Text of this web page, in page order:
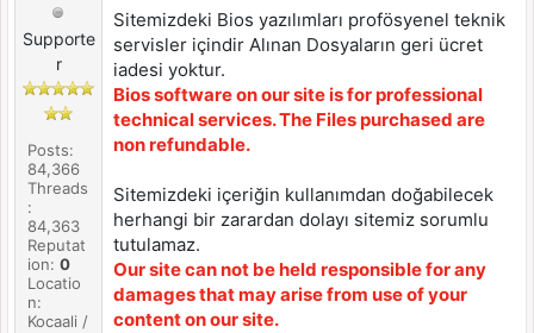
Supporte
r
Posts:
84,366
Threads
:
84,363
Reputat
ion:0
Locatio
n:
Kocaali /
Sitemizdeki Bios yazılımları profösyenel teknik
servisler içindir Alınan Dosyaların geri ücret
iadesi yoktur.
Bios software on our site is for professional
technical services. The Files purchased are
non refundable.
Sitemizdeki içeriğin kullanımdan doğabilecek
herhangi bir zarardan dolayı sitemiz sorumlu
tutulamaz.
Our site can not be held responsible for any
damages that may arise from use of your
content on our site.